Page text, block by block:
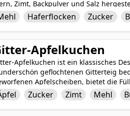
Zimt, Backpulver und Salz
bieten ein herzhaftes und
liefert. Sobald sie goldbraun
um diesen klassischen und
Milch oder einer Tasse Tee als
Haferflocken Zucker
Apfelkuchen
Apfelkuchen ist ein klassisches
geflochtenen Gitterteig
Apfelscheiben, bietet die
aus einer Mischung von Mehl,
Apfelfüllung zu ergänzen.
die Essenz von hausgemachten
Zucker Zimt Mehl